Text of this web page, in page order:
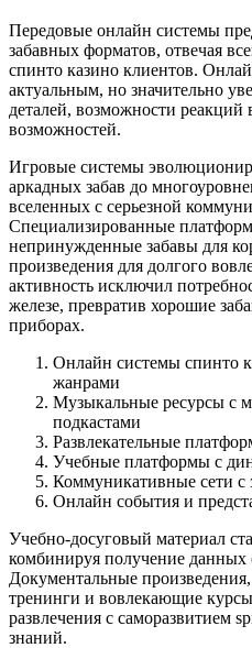
Передовые онлайн системы
забавных форматов, отвечая
спинто казино клиентов.
актуальным, но значительно
деталей, возможности
возможностей.
Игровые системы
аркадных забав до
вселенных с серьезной
Специализированные
непринужденные забавы для
произведения для долгого
активность исключил
железе, превратив хорошие
приборах.
Онлайн системы спинто
жанрами
Музыкальные ресурсы с
подкастами
Развлекательные
Учебные платформы с
Коммуникативные сети
Онлайн события и
Учебно-досуговый материал
комбинируя получение
Документальные
тренинги и вовлекающие
развлечения с саморазвитием
знаний.